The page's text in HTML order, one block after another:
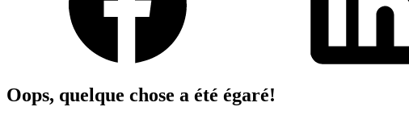
Oops, quelque chose a été égaré!